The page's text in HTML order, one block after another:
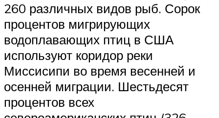
260 различных видов рыб. Сорок
процентов мигрирующих
водоплавающих птиц в США
используют коридор реки
Миссисипи во время весенней и
осенней миграции. Шестьдесят
процентов всех